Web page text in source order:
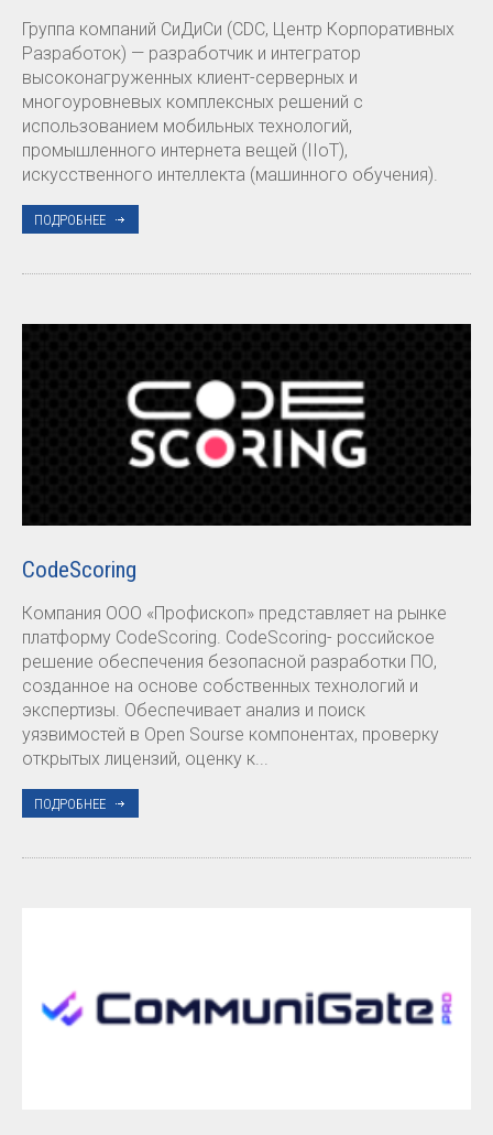
Группа компаний СиДиСи (CDC, Центр Корпоративных
Разработок) — разработчик и интегратор
высоконагруженных клиент-серверных и
многоуровневых комплексных решений с
использованием мобильных технологий,
промышленного интернета вещей (IIoT),
искусственного интеллекта (машинного обучения).
ПОДРОБНЕЕ
CodeScoring
Компания ООО «Профископ» представляет на рынке
платформу CodeScoring. CodeScoring- российское
решение обеспечения безопасной разработки ПО,
созданное на основе собственных технологий и
экспертизы. Обеспечивает анализ и поиск
уязвимостей в Open Sourse компонентах, проверку
открытых лицензий, оценку к...
ПОДРОБНЕЕ